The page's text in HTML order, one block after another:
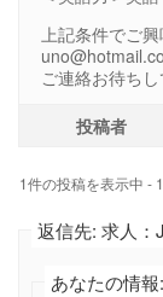
上記条件でご
ご連絡お待ちし
投稿者
1件の投稿を表示中 -
返信先: 求人：
あなたの情報: